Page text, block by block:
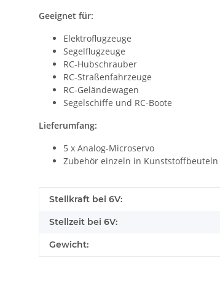
Geeignet für:
Elektroflugzeuge
Segelflugzeuge
RC-Hubschrauber
RC-Straßenfahrzeuge
RC-Geländewagen
Segelschiffe und RC-Boote
Lieferumfang:
5 x Analog-Microservo
Zubehör einzeln in Kunststoffbeuteln
Produkteigenschaft
Wert
Stellkraft bei 6V:
Stellzeit bei 6V:
Gewicht: